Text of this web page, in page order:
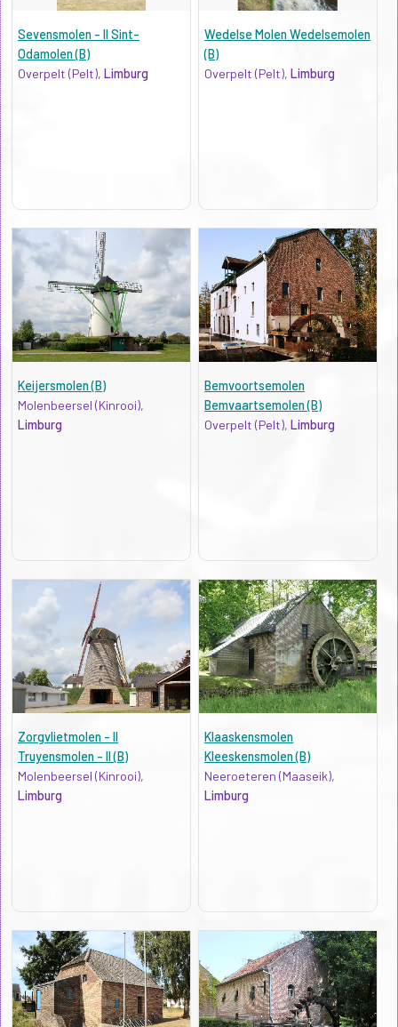
Sevensmolen - II Sint-
Odamolen (B)
Overpelt (Pelt), Limburg
Wedelse Molen Wedelsemolen
(B)
Overpelt (Pelt),Limburg
Keijersmolen (B)
Molenbeersel (Kinrooi),
Limburg
Bemvoortsemolen
Bemvaartsemolen (B)
Overpelt (Pelt),Limburg
Zorgvlietmolen - II
Truyensmolen - II (B)
Molenbeersel (Kinrooi),
Limburg
Klaaskensmolen
Kleeskensmolen (B)
Neeroeteren (Maaseik),
Limburg